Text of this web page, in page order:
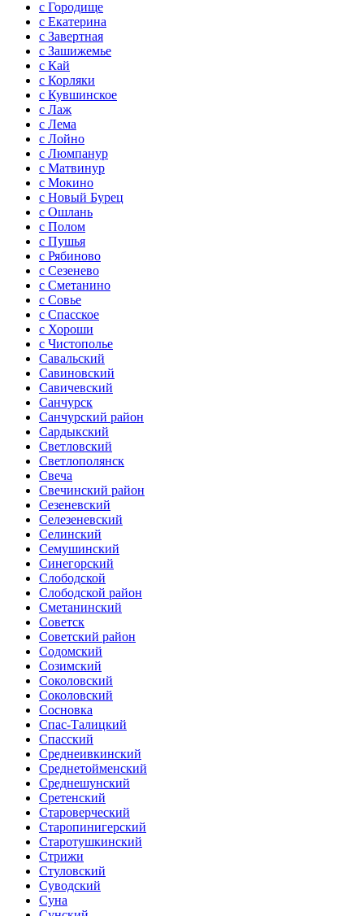
с Городище
с Екатерина
с Завертная
с Зашижемье
с Кай
с Корляки
с Кувшинское
с Лаж
с Лема
с Лойно
с Люмпанур
с Матвинур
с Мокино
с Новый Бурец
с Ошлань
с Полом
с Пушья
с Рябиново
с Сезенево
с Сметанино
с Совье
с Спасское
с Хороши
с Чистополье
Савальский
Савиновский
Савичевский
Санчурск
Санчурский район
Сардыкский
Светловский
Светлополянск
Свеча
Свечинский район
Сезеневский
Селезеневский
Селинский
Семушинский
Синегорский
Слободской
Слободской район
Сметанинский
Советск
Советский район
Содомский
Созимский
Соколовский
Соколовский
Сосновка
Спас-Талицкий
Спасский
Среднеивкинский
Среднетойменский
Среднешунский
Сретенский
Староверческий
Старопинигерский
Старотушкинский
Стрижи
Стуловский
Суводский
Суна